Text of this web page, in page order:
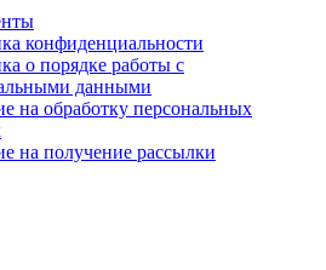
конфиденциальности
о порядке работы с
данными
на обработку персональных
на получение рассылки